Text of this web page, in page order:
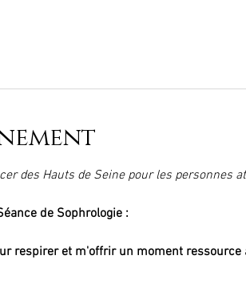
des Hauts de Seine pour les personnes
de Sophrologie :
respirer et m'offrir un moment ressource